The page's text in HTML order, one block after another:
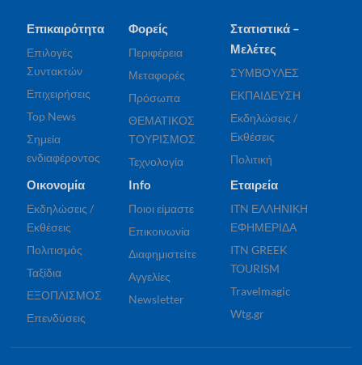
Επικαιρότητα
Επιλογές
Συντακτών
Επιχειρήσεις
Top News
Σημεία
ενδιαφέροντος
Φορείς
Περιφέρεια
Μεταφορές
Πρόσωπα
ΘΕΜΑΤΙΚΟΣ
ΤΟΥΡΙΣΜΟΣ
Τεχνολογία
Στατιστικά –
Μελέτες
ΣΥΜΒΟΥΛΕΣ
ΕΚΠΑΙΔΕΥΣΗ
Εκδηλώσεις /
Εκθέσεις
Πολιτική
Οικονομία
Εκδηλώσεις /
Εκθέσεις
Πολιτισμός
Ταξίδια
ΕΞΟΠΛΙΣΜΟΣ
Επενδύσεις
Info
Ποιοι είμαστε
Επικοινωνία
Διαφημιστείτε
Αγγελίες
Newsletter
Εταιρεία
ITN ΕΛΛΗΝΙΚΗ
ΕΦΗΜΕΡΙΔΑ
ITN GREEK
TOURISM
Travelmagic
Wtg.gr